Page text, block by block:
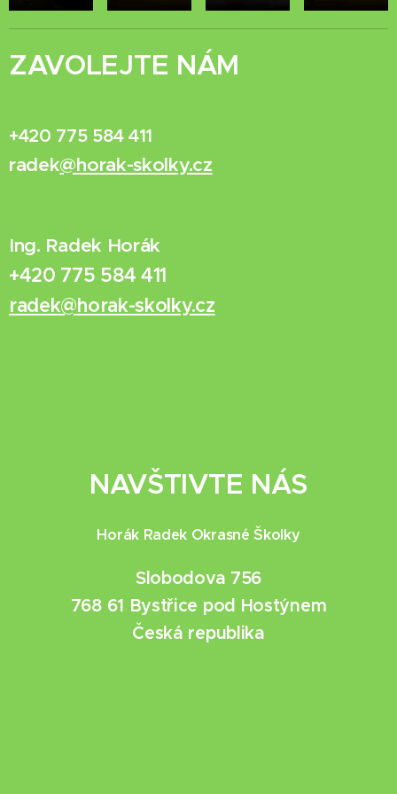
ZAVOLEJTE NÁM
+420 775 584 411
radek@horak-skolky.cz
Ing. Radek Horák
+420 775 584 411
radek@horak-skolky.cz
NAVŠTIVTE NÁS
Horák Radek Okrasné Školky
Slobodova 756
768 61 Bystřice pod Hostýnem
Česká republika